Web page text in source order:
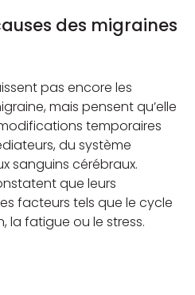
des migraines
pas encore les
mais pensent qu’elle
temporaires
du système
sanguins cérébraux.
que leurs
facteurs tels que le cycle
la fatigue ou le stress.